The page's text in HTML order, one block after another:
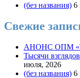
(без названия) 6
Свежие
АНОНС ОПМ
Тысячи
июля, 2026
(без названия) 6